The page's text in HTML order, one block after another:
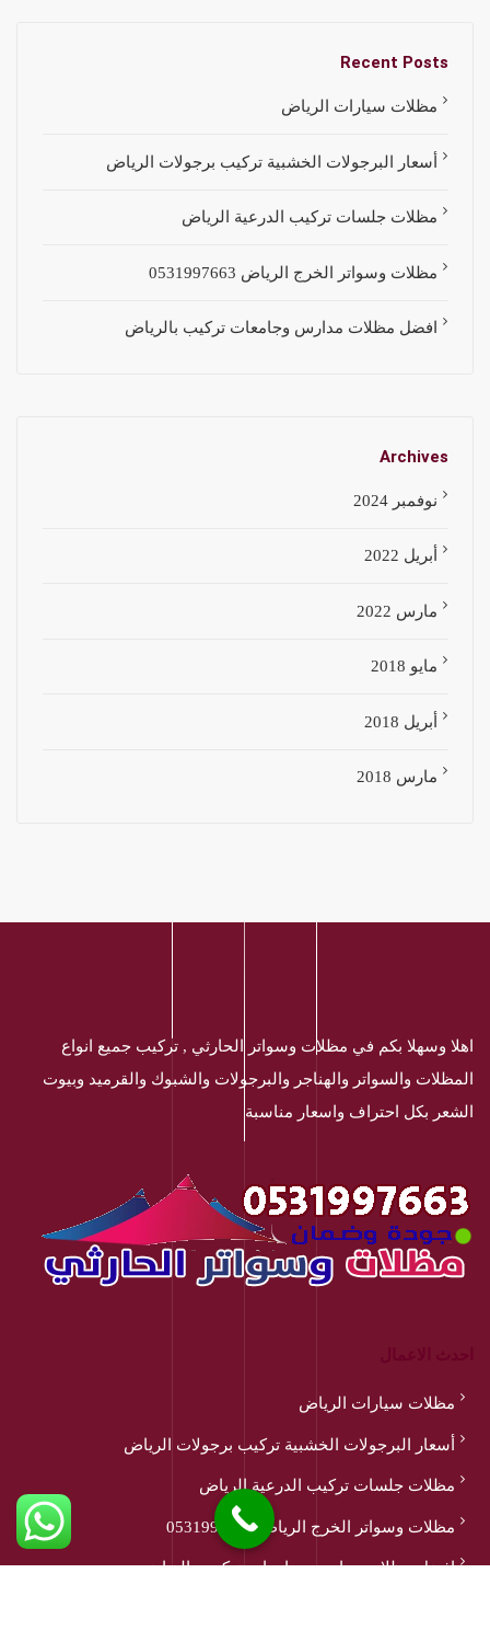
Recent Posts
مظلات سيارات الرياض
أسعار البرجولات الخشبية تركيب برجولات الرياض
مظلات جلسات تركيب الدرعية الرياض
مظلات وسواتر الخرج الرياض 0531997663
افضل مظلات مدارس وجامعات تركيب بالرياض
Archives
نوفمبر 2024
أبريل 2022
مارس 2022
مايو 2018
أبريل 2018
مارس 2018
اهلا وسهلا بكم في مظلات وسواتر الحارثي , تركيب جميع انواع
المظلات والسواتر والهناجر والبرجولات والشبوك والقرميد وبيوت
الشعر بكل احتراف واسعار مناسبة
مظلات سيارات الرياض
أسعار البرجولات الخشبية تركيب برجولات الرياض
مظلات جلسات تركيب الدرعية الرياض
مظلات وسواتر الخرج الرياض 0531997663
افضل مظلات مدارس وجامعات تركيب بالرياض